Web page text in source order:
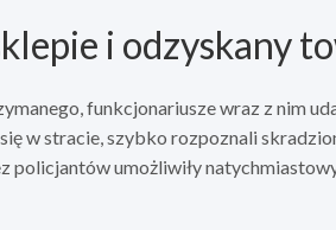
i odzyskany
funkcjonariusze wraz z nim
w stracie, szybko rozpoznali
policjantów umożliwiły